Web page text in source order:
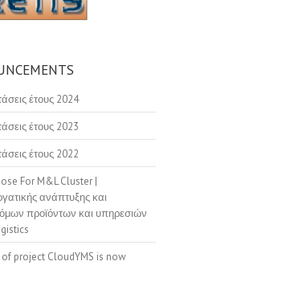
έτους 2024
έτους 2023
έτους 2022
For M&L Cluster |
ανάπτυξης και
προϊόντων και υπηρεσιών
project CloudYMS is now